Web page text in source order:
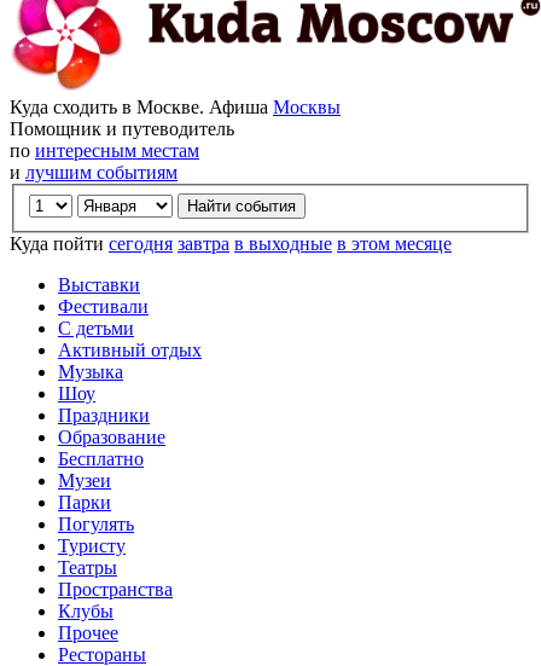
Куда сходить в Москве. Афиша Москвы
Помощник и путеводитель
по интересным местам
и лучшим событиям
Куда пойти сегодня завтра в выходные в этом месяце
Выставки
Фестивали
С детьми
Активный отдых
Музыка
Шоу
Праздники
Образование
Бесплатно
Музеи
Парки
Погулять
Туристу
Театры
Пространства
Клубы
Прочее
Рестораны